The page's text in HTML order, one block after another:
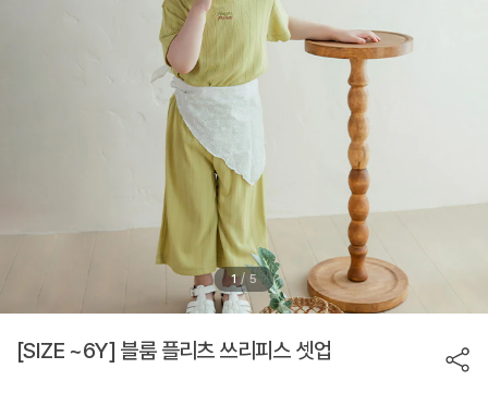
1 / 5
[SIZE ~6Y] 블룸 플리츠 쓰리피스 셋업